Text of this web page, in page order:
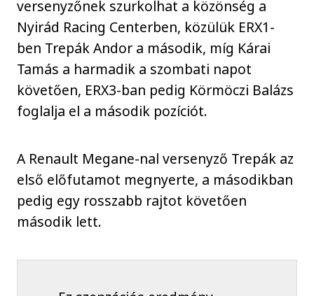
versenyzőnek szurkolhat a közönség a
Nyirád Racing Centerben, közülük ERX1-
ben Trepák Andor a második, míg Kárai
Tamás a harmadik a szombati napot
követően, ERX3-ban pedig Körmöczi Balázs
foglalja el a második pozíciót.
A Renault Megane-nal versenyző Trepák az
első előfutamot megnyerte, a másodikban
pedig egy rosszabb rajtot követően
második lett.